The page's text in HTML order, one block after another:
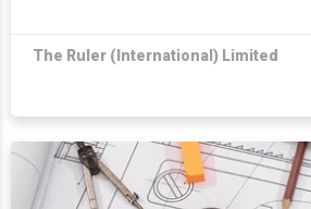
The Ruler (International) Limited